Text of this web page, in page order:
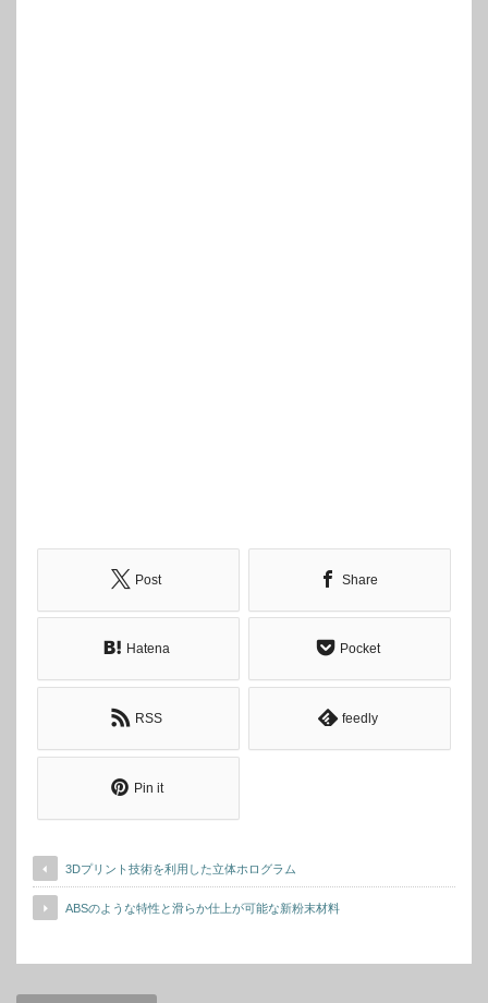
Post Share
Hatena Pocket
RSS feedly
Pin it
3Dプリント技術を利用した立体ホログラム
ABSのような特性と滑らか仕上が可能な新粉末材料